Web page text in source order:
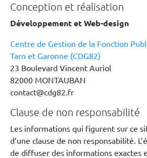
Conception et réalisation
Développement et Web-design
Centre de Gestion de la Fonction
Tarn et Garonne (CDG82)
23 Boulevard Vincent Auriol
82000 MONTAUBAN
contact@cdg82.fr
Clause de non responsabilité
Les informations qui figurent sur ce
d’une clause de non responsabilité.
de diffuser des informations exactes